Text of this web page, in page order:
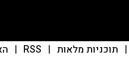
| תוכניות מלאות |
RSS
|